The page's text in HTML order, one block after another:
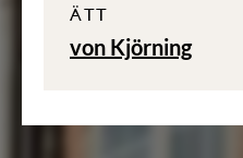
ÄTT
von Kjörning